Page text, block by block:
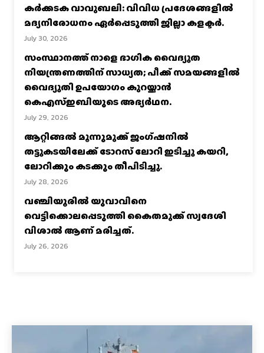
കര്‍ക്കടക വാവുബലി: വിവിധ പ്രദേശങ്ങളില്‍
മദ്യനിരോധനം ഏര്‍പ്പെടുത്തി ജില്ലാ കളക്ടര്‍.
July 30, 2026
സംസ്ഥാനത്ത് നാളെ ഭാഗിക വൈദ്യുത
നിയന്ത്രണത്തിന് സാധ്യത; പീക്ക് സമയങ്ങളില്‍
വൈദ്യുതി ഉപയോഗം കുറയ്ക്കാൻ
കെഎസ്‌ഇബിയുടെ അഭ്യര്‍ഥന.
July 29, 2026
ആറ്റിങ്ങൽ മൂന്നുമുക്ക് ജംഗ്ഷനിൽ
തട്ടുകടയിലേക്ക് ടോറസ് ലോറി ഇടിച്ചു കയറി,
ലോറിക്കും കടക്കും തീപിടിച്ചു.
July 28, 2026
വഞ്ചിയൂരില്‍ യുവാവിനെ
വെട്ടിക്കൊലപ്പെടുത്തി കൈതമുക്ക് സ്വദേശി
വിശാല്‍ ആണ് മരിച്ചത്.
July 26, 2026